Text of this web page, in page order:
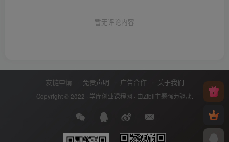
暂无评论内容
友链申请 免责声明 广告合作 关于我们
Copyright © 2022 · 学库创业课程网 · 由Zibll主题强力驱动.